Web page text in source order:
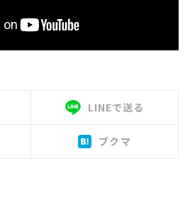
LINEで送る
ブクマ